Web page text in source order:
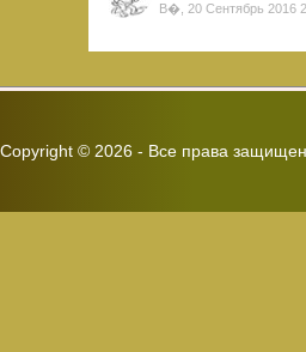
В�, 20 Сентябрь 2016
Copyright © 2026 - Все права